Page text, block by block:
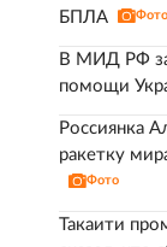
БПЛА
Фото
В МИД РФ
помощи
Россиянка
ракетку
Фото
Такаити